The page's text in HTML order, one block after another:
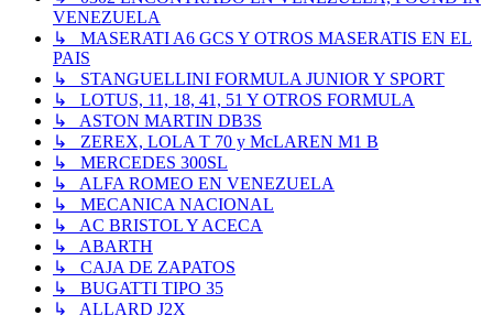
VENEZUELA
↳ MASERATI A6 GCS Y OTROS MASERATIS EN EL
PAIS
↳ STANGUELLINI FORMULA JUNIOR Y SPORT
↳ LOTUS, 11, 18, 41, 51 Y OTROS FORMULA
↳ ASTON MARTIN DB3S
↳ ZEREX, LOLA T 70 y McLAREN M1 B
↳ MERCEDES 300SL
↳ ALFA ROMEO EN VENEZUELA
↳ MECANICA NACIONAL
↳ AC BRISTOL Y ACECA
↳ ABARTH
↳ CAJA DE ZAPATOS
↳ BUGATTI TIPO 35
↳ ALLARD J2X